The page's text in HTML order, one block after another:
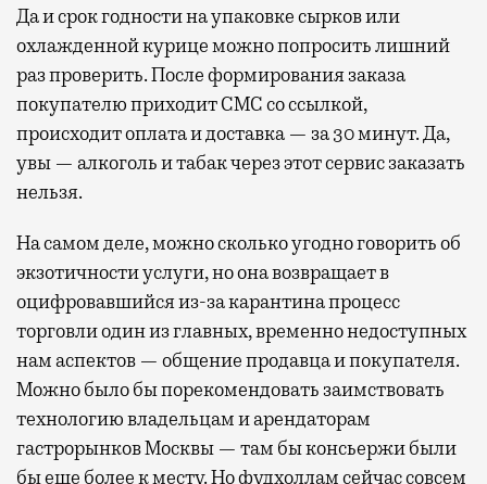
Да и срок годности на упаковке сырков или
охлажденной курице можно попросить лишний
раз проверить. После формирования заказа
покупателю приходит СМС со ссылкой,
происходит оплата и доставка — за 30 минут. Да,
увы — алкоголь и табак через этот сервис заказать
нельзя.
На самом деле, можно сколько угодно говорить об
экзотичности услуги, но она возвращает в
оцифровавшийся из-за карантина процесс
торговли один из главных, временно недоступных
нам аспектов — общение продавца и покупателя.
Можно было бы порекомендовать заимствовать
технологию владельцам и арендаторам
гастрорынков Москвы — там бы консьержи были
бы еще более к месту. Но фудхоллам сейчас совсем